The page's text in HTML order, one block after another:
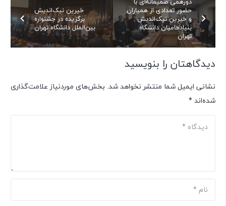
خیرین نیک‌اندیش
برگزیده در جشنواره
بین‌الملل دانشگاه تهران
حضور تعدادی از همیاران
و خیرین نیک‌اندیش
بنیادحامیان دانشگاه
تهران
دیدگاهتان را بنویسید
نشانی ایمیل شما منتشر نخواهد شد. بخش‌های موردنیاز علامت‌گذاری
شده‌اند*